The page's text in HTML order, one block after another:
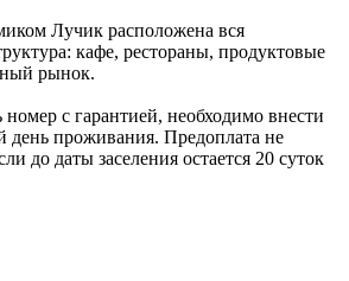
Лучик расположена вся
кафе, рестораны, продуктовые
рынок.
с гарантией, необходимо внести
день проживания. Предоплата не
до даты заселения остается 20 суток